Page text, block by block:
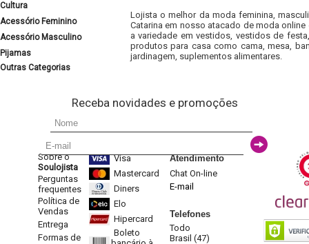
Cultura
Acessório Feminino
Acessório Masculino
Pijamas
Outras Categorias
Lojista o melhor da moda feminina,
Catarina em nosso atacado de moda
a variedade em vestidos, vestidos de
produtos para casa como cama, mesa,
jardinagem, suplementos alimentares.
Receba novidades e promoções
Sobre o
Soulojista
Perguntas
frequentes
Política de
Vendas
Entrega
Formas de
Visa
Mastercard
Diners
Elo
Hipercard
Boleto
Atendimento
Chat On-line
E-mail
Telefones
Todo
Brasil (47)